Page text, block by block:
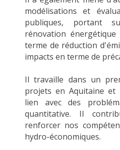
modélisations et
publiques, portant
rénovation
terme de réduction
impacts en terme de
Il travaille dans un
projets en Aquitaine et
lien avec des
quantitative. Il
renforcer nos
hydro-économiques.